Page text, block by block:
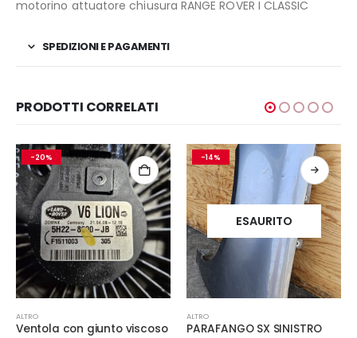
motorino attuatore chiusura RANGE ROVER I CLASSIC
SPEDIZIONI E PAGAMENTI
PRODOTTI CORRELATI
-20%
ALTRO
Ventola con giunto viscoso
-14%
ESAURITO
ALTRO
PARAFANGO SX SINISTRO